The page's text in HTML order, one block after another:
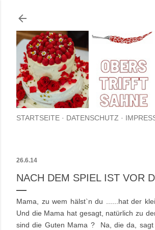
STARTSEITE DATENSCHUTZ
26.6.14
NACH DEM SPIEL IST VOR
Mama, zu wem hälst`n du ......hat der
Und die Mama hat gesagt, natürlich zu
sind die Guten Mama ? Na, die da, sagt